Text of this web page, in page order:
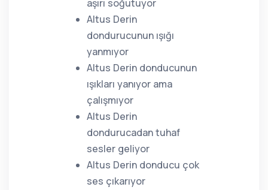
aşırı soğutuyor
Altus Derin
dondurucunun ışığı
yanmıyor
Altus Derin donducunun
ışıkları yanıyor ama
çalışmıyor
Altus Derin
dondurucadan tuhaf
sesler geliyor
Altus Derin donducu çok
ses çıkarıyor